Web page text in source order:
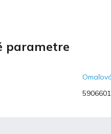
parametre